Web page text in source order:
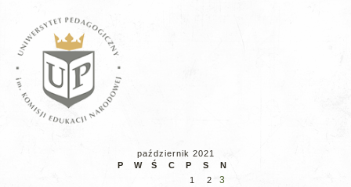
październik 2021
P
W Ś C P S
N
1
2
3